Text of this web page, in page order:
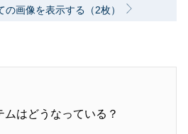
の画像を表示する（2枚）
はどうなっている？